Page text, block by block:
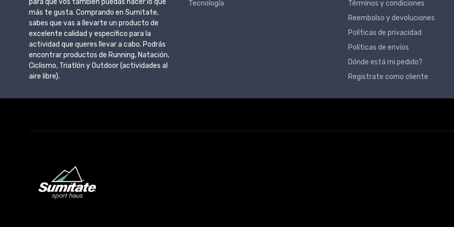
más te gusta. Comprando en Sumitate,
sabes que vas a llevarte un producto de
excelente calidad y específico para la
actividad que queres llevar a cabo. Podrás
encontrar productos de Running, Natación,
Ciclismo, Triatlón y Outdoor (actividades al
aire libre).
Tecnología
Términos y condiciones
Reembolso y devoluciones
Políticas de privacidad
Políticas de envíos
Dónde está mi pedido?
Registrate como cliente